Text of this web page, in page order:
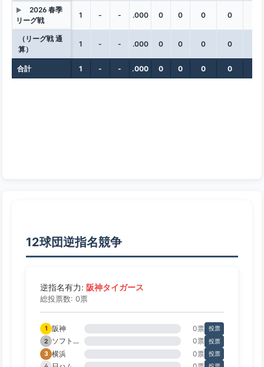
▶
2026 春季
リーグ戦
1 - - .000 0 0 0 0
（リーグ戦 通
算）
1 - - .000 0 0 0 0
合計 1 - - .000 0 0 0 0
12球団逆指名競争
逆指名有力: 阪神タイガース
総投票数: 0票
1 阪神 0票 投票
2
ソフトバンク 0票 投票
3 横浜 0票 投票